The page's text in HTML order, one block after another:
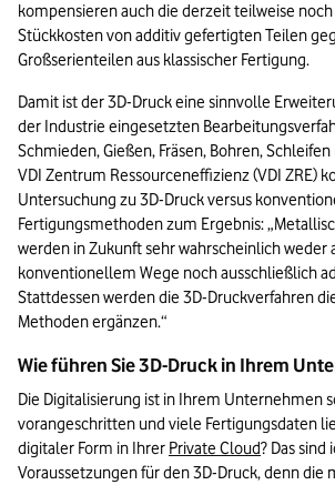
kompensieren auch die derzeit teilweise
Stückkosten von additiv gefertigten Teilen
Großserienteilen aus klassischer Fertigung.
Damit ist der 3D-Druck eine sinnvolle
der Industrie eingesetzten
Schmieden, Gießen, Fräsen, Bohren,
VDI Zentrum Ressourceneffizienz (VDI ZRE)
Untersuchung zu 3D-Druck versus
Fertigungsmethoden zum Ergebnis:
werden in Zukunft sehr wahrscheinlich weder
konventionellem Wege noch ausschließlich
Stattdessen werden die 3D-Druckverfahren
Methoden ergänzen.“
Wie führen Sie 3D-Druck in Ihrem
Die Digitalisierung ist in Ihrem Unternehmen
vorangeschritten und viele Fertigungsdaten
digitaler Form in Ihrer Private Cloud? Das sind
Voraussetzungen für den 3D-Druck, denn die